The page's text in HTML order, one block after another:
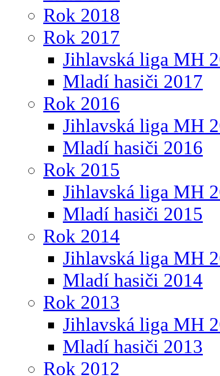
Rok 2018
Rok 2017
Jihlavská liga MH
Mladí hasiči 2017
Rok 2016
Jihlavská liga MH
Mladí hasiči 2016
Rok 2015
Jihlavská liga MH
Mladí hasiči 2015
Rok 2014
Jihlavská liga MH
Mladí hasiči 2014
Rok 2013
Jihlavská liga MH
Mladí hasiči 2013
Rok 2012